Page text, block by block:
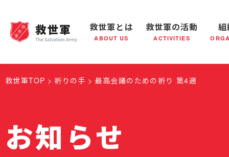
救世軍とは
ABOUT US
救世軍とは 世界が抱えている社会問題 救世軍
救世軍の活動
ACTIVITIES
救世軍の活動 社会鍋
組織概要
救世軍TOP 祈りの手 最高会議のための祈り 第4週
お知らせ